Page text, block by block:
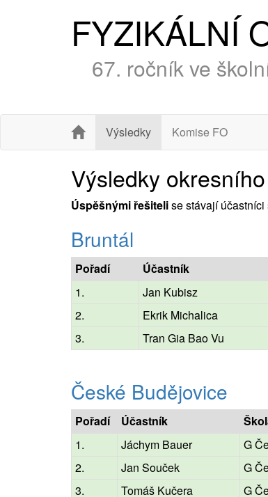
FYZIKÁLNÍ
67. ročník ve
Výsledky Komise FO
Výsledky
Úspěšnými řešitelise stávají účastníci
Bruntál
Pořadí Účastník
1.
Jan Kubisz
2.
Ekrik Michalica
3.
Tran Gia Bao Vu
České Budějovice
Pořadí Účastník
1.
Jáchym Bauer G
2.
Jan Souček G
3.
Tomáš Kučera G